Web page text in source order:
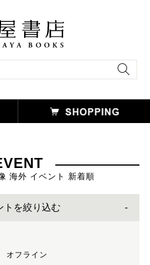
海外 イベント 新着順
トを絞り込む
オフライン